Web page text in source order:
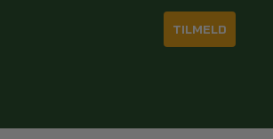
TILMELD